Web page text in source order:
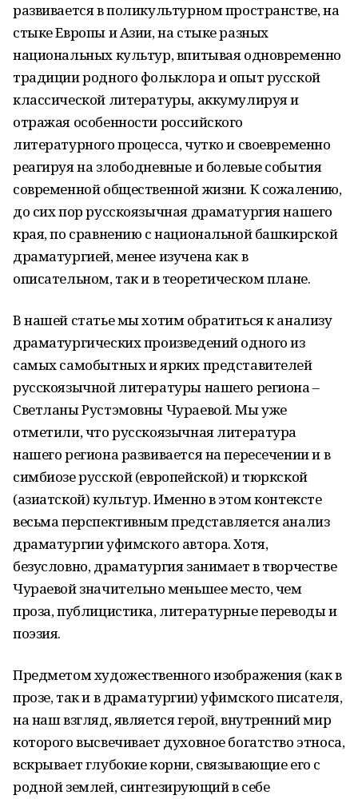
развивается в поликультурном пространстве, на
стыке Европы и Азии, на стыке разных
национальных культур, впитывая одновременно
традиции родного фольклора и опыт русской
классической литературы, аккумулируя и
отражая особенности российского
литературного процесса, чутко и своевременно
реагируя на злободневные и болевые события
современной общественной жизни. К сожалению,
до сих пор русскоязычная драматургия нашего
края, по сравнению с национальной башкирской
драматургией, менее изучена как в
описательном, так и в теоретическом плане.
В нашей статье мы хотим обратиться к анализу
драматургических произведений одного из
самых самобытных и ярких представителей
русскоязычной литературы нашего региона –
Светланы Рустэмовны Чураевой. Мы уже
отметили, что русскоязычная литература
нашего региона развивается на пересечении и в
симбиозе русской (европейской) и тюркской
(азиатской) культур. Именно в этом контексте
весьма перспективным представляется анализ
драматургии уфимского автора. Хотя,
безусловно, драматургия занимает в творчестве
Чураевой значительно меньшее место, чем
проза, публицистика, литературные переводы и
поэзия.
Предметом художественного изображения (как в
прозе, так и в драматургии) уфимского писателя,
на наш взгляд, является герой, внутренний мир
которого высвечивает духовное богатство этноса,
вскрывает глубокие корни, связывающие его с
родной землей, синтезирующий в себе